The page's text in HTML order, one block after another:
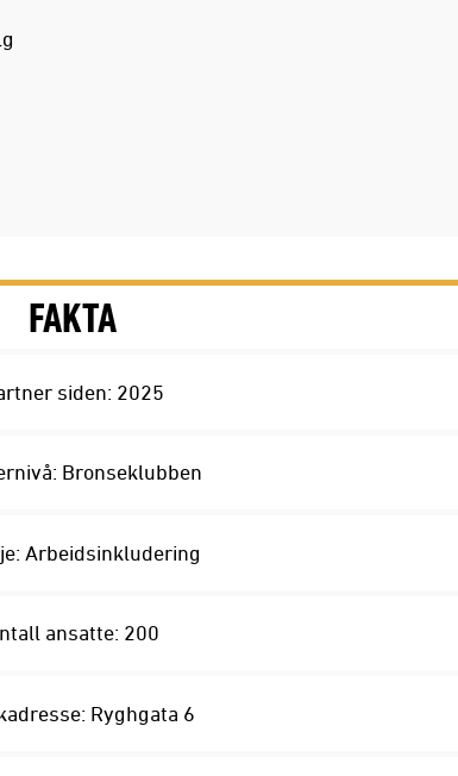
FAKTA
siden: 2025
Bronseklubben
Arbeidsinkludering
ansatte: 200
Ryghgata 6